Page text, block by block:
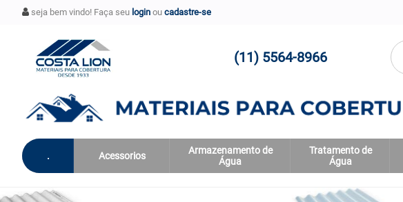
seja bem vindo! Faça seu login ou cadastre-se
(11) 5564-8966
. Acessorios
Armazenamento de
Água
Tratamento de
Água